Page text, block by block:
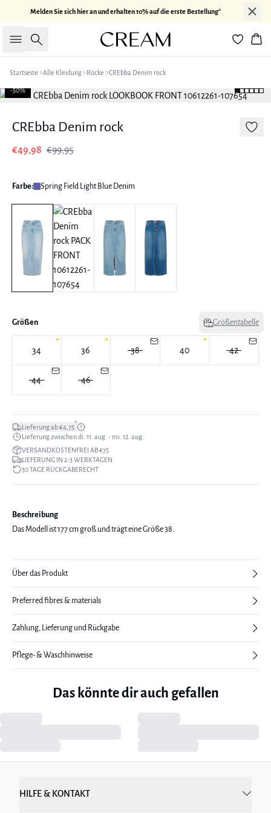
Melden Sie sich hier an und erhalten 10% auf die erste Bestellung*
Suche
Startseite Alle Kleidung Röcke CREbba Denim rock
-50%
CREbba Denim rock
€49,98 €99,95
Farbe: Spring Field Light Blue Denim
Größen Größentabelle
34 36 38 40 42
44 46
Lieferung ab €4,75*
Lieferung zwischen di. 11. aug. - mi. 12. aug.
VERSANDKOSTENFREI AB €75
LIEFERUNG IN 2-3 WERKTAGEN
30 TAGE RÜCKGABERECHT
Beschreibung
Das Modell ist 177 cm groß und trägt eine Größe 38.
Über das Produkt
Preferred fibres & materials
Zahlung, Lieferung und Rückgabe
Pflege- & Waschhinweise
Das könnte dir auch gefallen
HILFE & KONTAKT